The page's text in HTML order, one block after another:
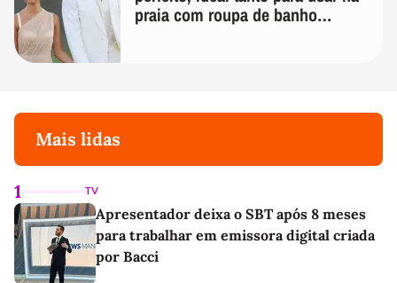
praia com roupa de banho
Mais lidas
1 TV
Apresentador deixa o SBT após 8 meses
para trabalhar em emissora digital criada
por Bacci